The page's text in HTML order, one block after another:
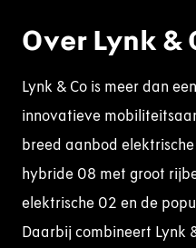
Over Lynk &
Lynk & Co is meer dan
innovatieve
breed aanbod
hybride 08 met groot
elektrische 02 en de
Daarbij combineert Lynk